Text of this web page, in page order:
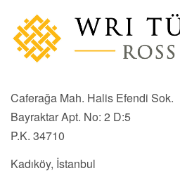
Caferağa Mah. Halis Efendi Sok.
Bayraktar Apt. No: 2 D:5
P.K. 34710
Kadıköy, İstanbul